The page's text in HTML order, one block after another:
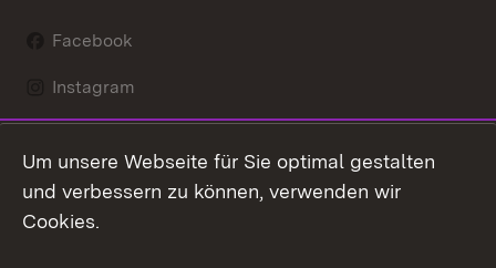
Facebook
Instagram
Social Wall
Youtube
Um unsere Webseite für Sie optimal gestalten
und verbessern zu können, verwenden wir
Cookies.